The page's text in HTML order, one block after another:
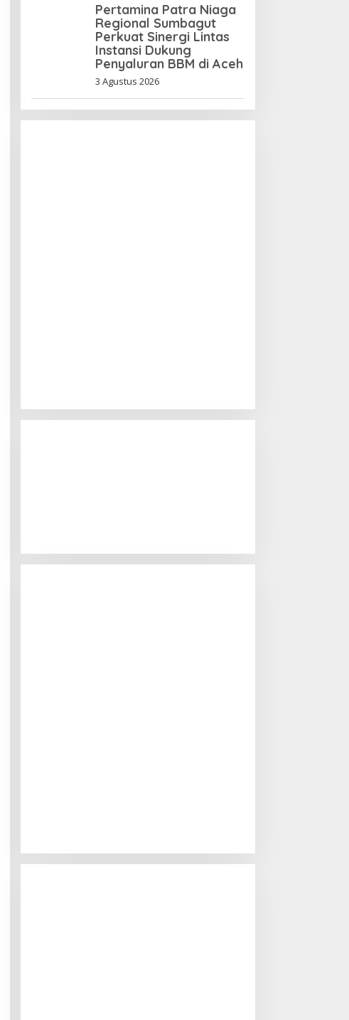
Pertamina Patra Niaga
Regional Sumbagut
Perkuat Sinergi Lintas
Instansi Dukung
Penyaluran BBM di Aceh
3 Agustus 2026